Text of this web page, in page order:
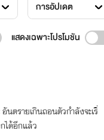
การอัปเดต
แสดงเฉพาะโปรโมชัน
ตรายเกินถอนตัวกำลังจะเริ่
ได้อีกแล้ว